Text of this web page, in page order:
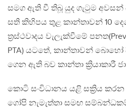
සමග ඇති වී තිබූ යුද ගැටුම
සති කිහිපය තුළ කාන්තාවන් 10
ත්‍රස්ථවාදය වැලැක්වීමේ
PTA) යටතේ, කාන්තාවන්
ගෙන ඇති බව කාන්තා ක්‍රියාකාරී
කොටි සංවිධානය යළි සක්‍රිය
ගෝපි නැමැත්තා සමඟ